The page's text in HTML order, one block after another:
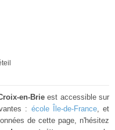
en-Brie est accessible sur
: école Île-de-France, et
de cette page, n'hésitez